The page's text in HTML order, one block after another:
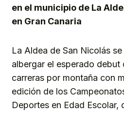
en el municipio de La
en Gran Canaria
La Aldea de San Nicolás
albergar el esperado debut
carreras por montaña con
edición de los
Deportes en Edad Escolar,